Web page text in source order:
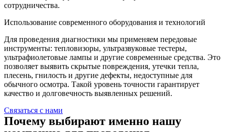
сотрудничества.
Использование современного оборудования и технологий
Для проведения диагностики мы применяем передовые
инструменты: тепловизоры, ультразвуковые тестеры,
ультрафиолетовые лампы и другие современные средства. Это
позволяет выявить скрытые повреждения, утечки тепла,
плесень, гнилость и другие дефекты, недоступные для
обычного осмотра. Такой уровень точности гарантирует
качество и долговечность выявленных решений.
Связаться с нами
Почему выбирают именно нашу